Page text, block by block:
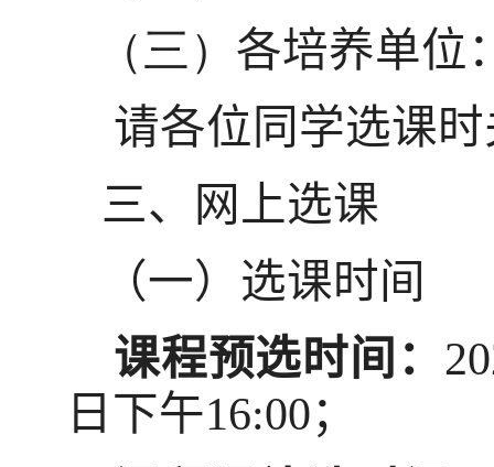
（三） 各培养单位
请各位同学选课
三、网上选课
（一）选课时间
课程预选时间：
日下午16:00；